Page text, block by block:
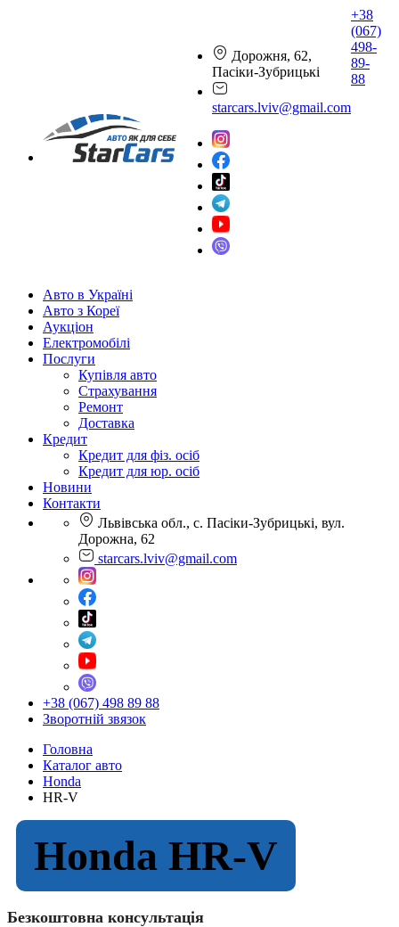
Дорожня, 62,
Пасіки-Зубрицькі
starcars.lviv@gmail.com
+38
(067)
498-
89-
88
Авто в Україні
Авто з Кореї
Аукціон
Електромобілі
Послуги
Купівля авто
Страхування
Ремонт
Доставка
Кредит
Кредит для фіз. осіб
Кредит для юр. осіб
Новини
Контакти
Львівська обл., с. Пасіки-Зубрицькі, вул.
Дорожна, 62
starcars.lviv@gmail.com
+38 (067) 498 89 88
Зворотній звязок
Головна
Каталог авто
Honda
HR-V
Honda HR-V
Безкоштовна консультація